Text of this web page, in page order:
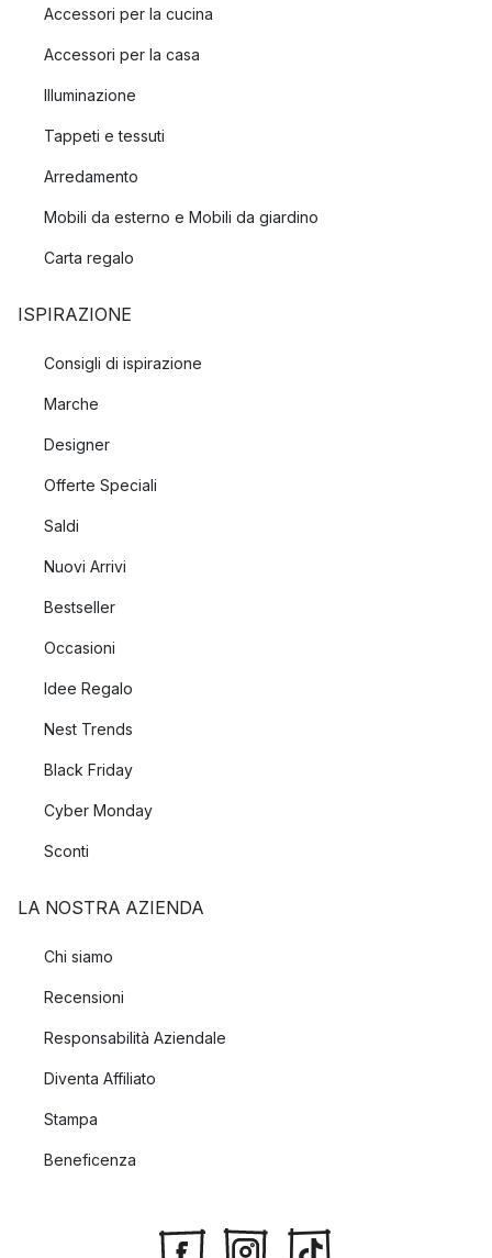
Accessori per la cucina
Accessori per la casa
Illuminazione
Tappeti e tessuti
Arredamento
Mobili da esterno e Mobili da giardino
Carta regalo
ISPIRAZIONE
Consigli di ispirazione
Marche
Designer
Offerte Speciali
Saldi
Nuovi Arrivi
Bestseller
Occasioni
Idee Regalo
Nest Trends
Black Friday
Cyber Monday
Sconti
LA NOSTRA AZIENDA
Chi siamo
Recensioni
Responsabilità Aziendale
Diventa Affiliato
Stampa
Beneficenza